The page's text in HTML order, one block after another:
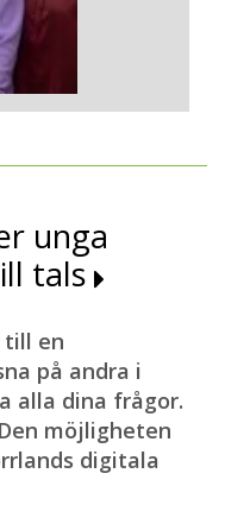
unga
tals
till en
på andra i
alla dina frågor.
möjligheten
digitala